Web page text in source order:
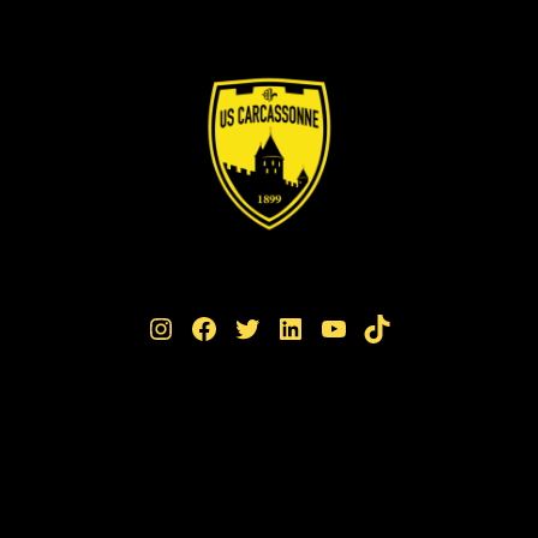
Instagram Facebook Twitter LinkedIn YouTube TikTok